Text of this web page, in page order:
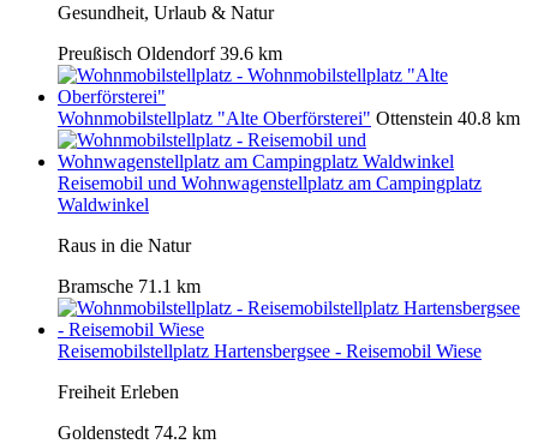
Gesundheit, Urlaub & Natur
Preußisch Oldendorf 39.6 km
Wohnmobilstellplatz "Alte Oberförsterei" Ottenstein 40.8 km
Reisemobil und Wohnwagenstellplatz am Campingplatz
Waldwinkel
Raus in die Natur
Bramsche 71.1 km
Reisemobilstellplatz Hartensbergsee - Reisemobil Wiese
Freiheit Erleben
Goldenstedt 74.2 km